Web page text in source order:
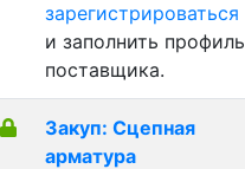
зарегистрироваться
и заполнить профиль
поставщика.
Закуп: Сцепная
арматура